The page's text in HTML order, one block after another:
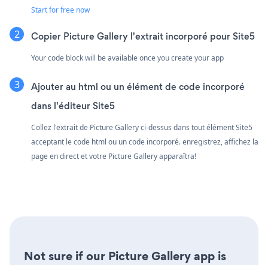
Start for free now
Copier Picture Gallery l'extrait incorporé pour Site5
Your code block will be available once you create your app
Ajouter au html ou un élément de code incorporé
dans l'éditeur Site5
Collez l'extrait de Picture Gallery ci-dessus dans tout élément Site5
acceptant le code html ou un code incorporé. enregistrez, affichez la
page en direct et votre Picture Gallery apparaîtra!
Not sure if our Picture Gallery app is